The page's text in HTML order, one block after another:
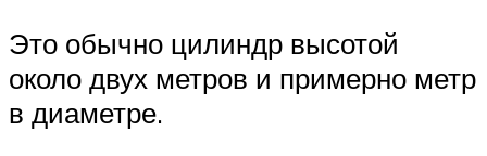
Это обычно цилиндр высотой
около двух метров и примерно метр
в диаметре.